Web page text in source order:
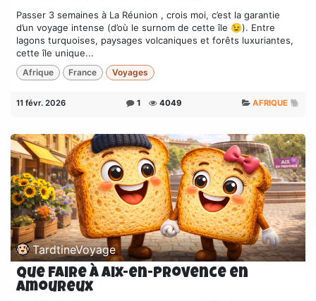
Passer 3 semaines à La Réunion , crois moi, c’est la garantie
d’un voyage intense (d’où le surnom de cette île 😉). Entre
lagons turquoises, paysages volcaniques et forêts luxuriantes,
cette île unique...
Afrique France Voyages
11 févr. 2026 1 4049 AFRIQUE 🐘
TardtineVoyage
Que faire à Aix-en-Provence en
amoureux